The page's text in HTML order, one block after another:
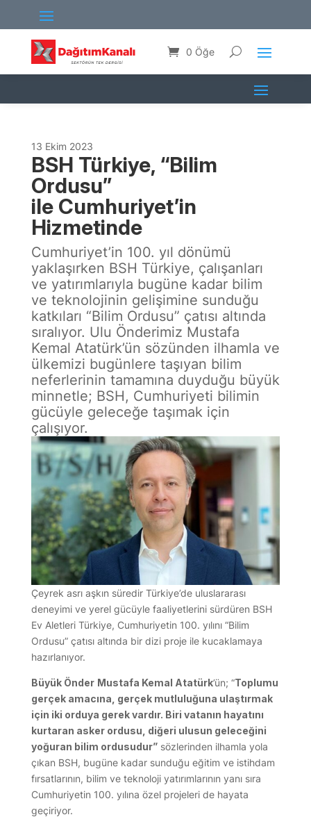
0 Öğe
13 Ekim 2023
BSH Türkiye, “Bilim
Ordusu”
ile Cumhuriyet’in
Hizmetinde
Cumhuriyet’in 100. yıl dönümü
yaklaşırken BSH Türkiye, çalışanları
ve yatırımlarıyla bugüne kadar bilim
ve teknolojinin gelişimine sunduğu
katkıları “Bilim Ordusu” çatısı altında
sıralıyor. Ulu Önderimiz Mustafa
Kemal Atatürk’ün sözünden ilhamla ve
ülkemizi bugünlere taşıyan bilim
neferlerinin tamamına duyduğu büyük
minnetle; BSH, Cumhuriyeti bilimin
gücüyle geleceğe taşımak için
çalışıyor.
Çeyrek asrı aşkın süredir Türkiye’de uluslararası
deneyimi ve yerel gücüyle faaliyetlerini sürdüren BSH
Ev Aletleri Türkiye, Cumhuriyetin 100. yılını “Bilim
Ordusu” çatısı altında bir dizi proje ile kucaklamaya
hazırlanıyor.
Büyük Önder Mustafa Kemal Atatürk’ün; “Toplumu
gerçek amacına, gerçek mutluluğuna ulaştırmak
için iki orduya gerek vardır. Biri vatanın hayatını
kurtaran asker ordusu, diğeri ulusun geleceğini
yoğuran bilim ordusudur”sözlerinden ilhamla yola
çıkan BSH, bugüne kadar sunduğu eğitim ve istihdam
fırsatlarının, bilim ve teknoloji yatırımlarının yanı sıra
Cumhuriyetin 100. yılına özel projeleri de hayata
geçiriyor.